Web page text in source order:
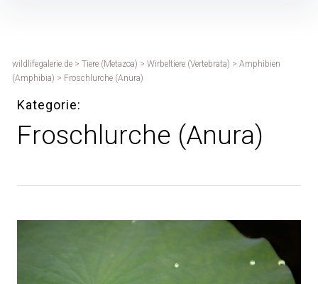
wildlifegalerie.de > Tiere (Metazoa) > Wirbeltiere (Vertebrata) > Amphibien
(Amphibia) > Froschlurche (Anura)
Kategorie
Froschlurche (Anura)